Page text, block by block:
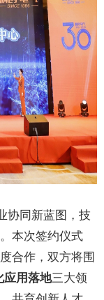
协同新蓝图，技
本次签约仪式
合作，双方将围
应用落地三大领